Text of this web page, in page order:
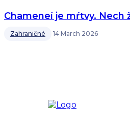
Chameneí je mŕtvy. Nech
Zahraničné 14 March 2026